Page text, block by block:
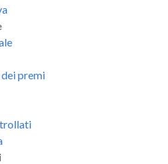
premi